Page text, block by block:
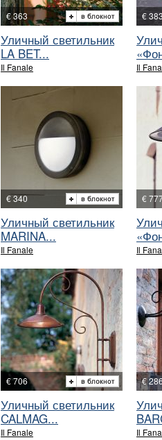
€ 363
Уличный светильник
LA BET...
Il Fanale
€
Il
€ 340
Уличный светильник
MARINA...
Il Fanale
€
Il
€ 706
Уличный светильник
CALMAG...
Il Fanale
€
Il